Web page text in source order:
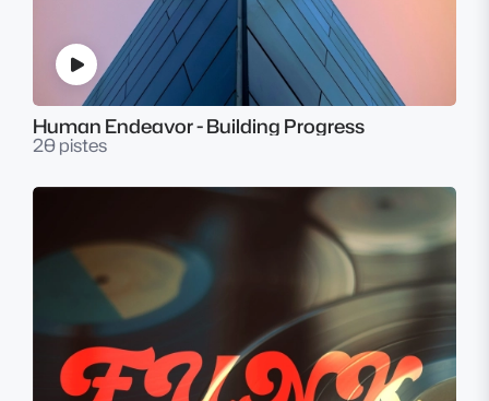
Human Endeavor - Building Progress
20 pistes